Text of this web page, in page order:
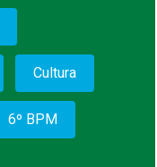
Cultura
6º BPM